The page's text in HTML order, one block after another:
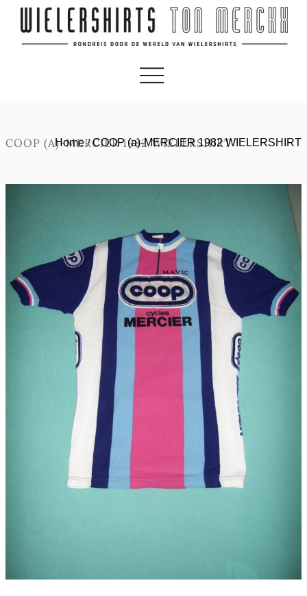
COOP (A)-MERCIER 1982 WIELERSHIRT
Home/COOP (a)-MERCIER 1982 WIELERSHIRT